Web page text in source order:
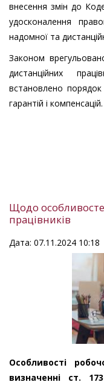
внесення змін до
удосконалення
надомної та
Законом
дистанційних
встановлено порядок
гарантій і компенсацій.
Щодо
працівників
Дата: 07.11.2024 10:18
Особливості
визначенні ст.